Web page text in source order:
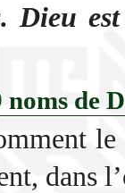
Dieu
noms de
dans